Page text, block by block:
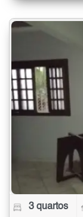
3 quartos